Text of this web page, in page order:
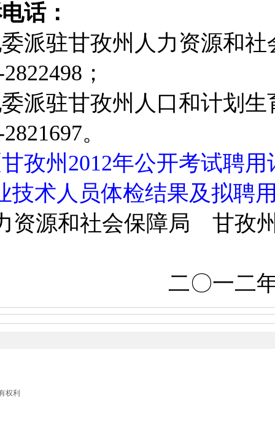
话：
派驻甘孜州人力资源和社
；
派驻甘孜州人口和计划生
。
孜州2012年公开考试聘
技术人员体检结果及拟聘
资源和社会保障局 甘孜
二〇一二
权利